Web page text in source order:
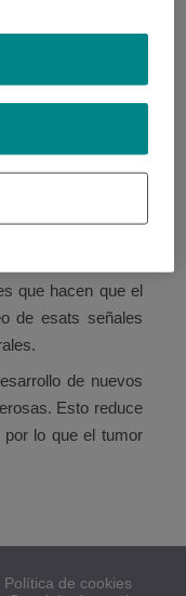
cancerosas de
Las quinasas son
las células crecen y
que hacen que el
de esats señales
de nuevos
Esto reduce
lo que el tumor
Política de cookies